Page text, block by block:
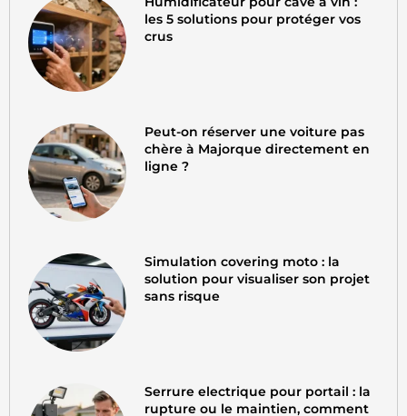
les 5 solutions pour protéger vos
crus
Peut-on réserver une voiture pas
chère à Majorque directement en
ligne ?
Simulation covering moto : la
solution pour visualiser son projet
sans risque
Serrure electrique pour portail : la
rupture ou le maintien, comment